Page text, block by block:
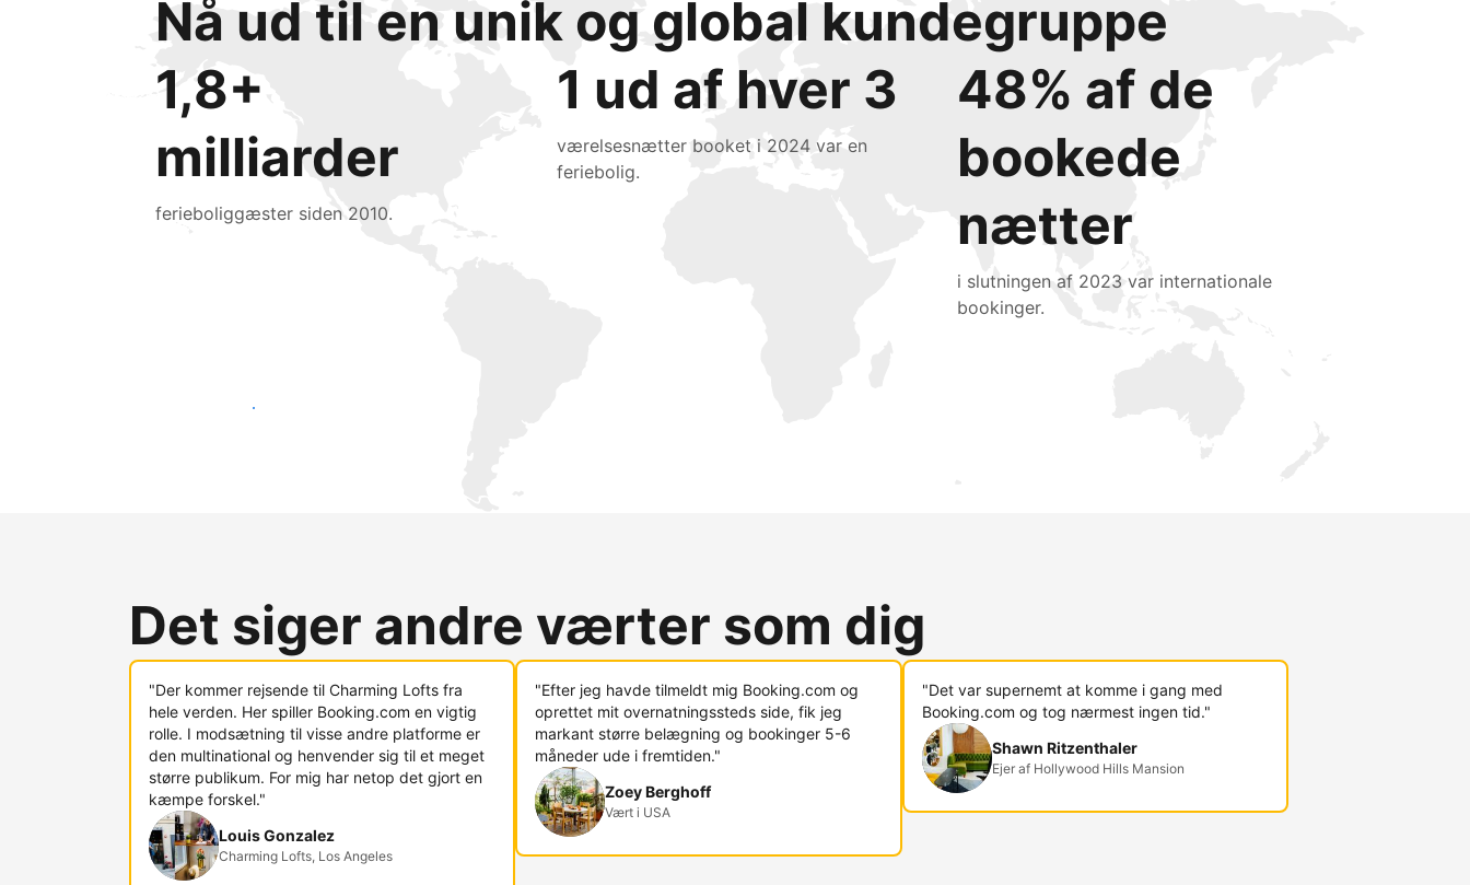
Nå ud til en unik og global kundegruppe
1,8+
milliarder
ferieboliggæster siden 2010.
1 ud af hver 3
værelsesnætter booket i 2024 var en
feriebolig.
48% af de
bookede
nætter
i slutningen af 2023 var internationale
bookinger.
Nå ud til nye gæster i dag
Det siger andre værter som dig
"Der kommer rejsende til Charming Lofts fra
hele verden. Her spiller Booking.com en vigtig
rolle. I modsætning til visse andre platforme er
den multinational og henvender sig til et meget
større publikum. For mig har netop det gjort en
kæmpe forskel."
Louis Gonzalez
Charming Lofts, Los Angeles
"Efter jeg havde tilmeldt mig Booking.com og
oprettet mit overnatningssteds side, fik jeg
markant større belægning og bookinger 5-6
måneder ude i fremtiden."
Zoey Berghoff
Vært i USA
"Det var supernemt at komme i gang med
Booking.com og tog nærmest ingen tid."
Shawn Ritzenthaler
Ejer af Hollywood Hills Mansion